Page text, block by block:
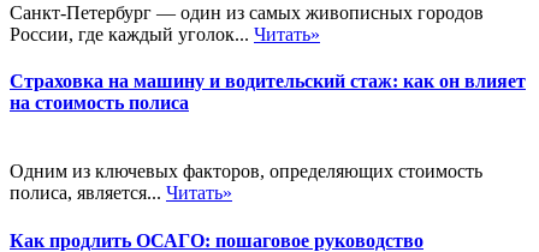
Санкт-Петербург — один из самых живописных городов
России, где каждый уголок... Читать»
Страховка на машину и водительский стаж: как он влияет
на стоимость полиса
Одним из ключевых факторов, определяющих стоимость
полиса, является... Читать»
Как продлить ОСАГО: пошаговое руководство